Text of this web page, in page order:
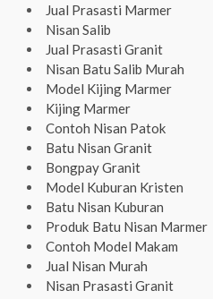
Jual Prasasti Marmer
Nisan Salib
Jual Prasasti Granit
Nisan Batu Salib Murah
Model Kijing Marmer
Kijing Marmer
Contoh Nisan Patok
Batu Nisan Granit
Bongpay Granit
Model Kuburan Kristen
Batu Nisan Kuburan
Produk Batu Nisan Marmer
Contoh Model Makam
Jual Nisan Murah
Nisan Prasasti Granit